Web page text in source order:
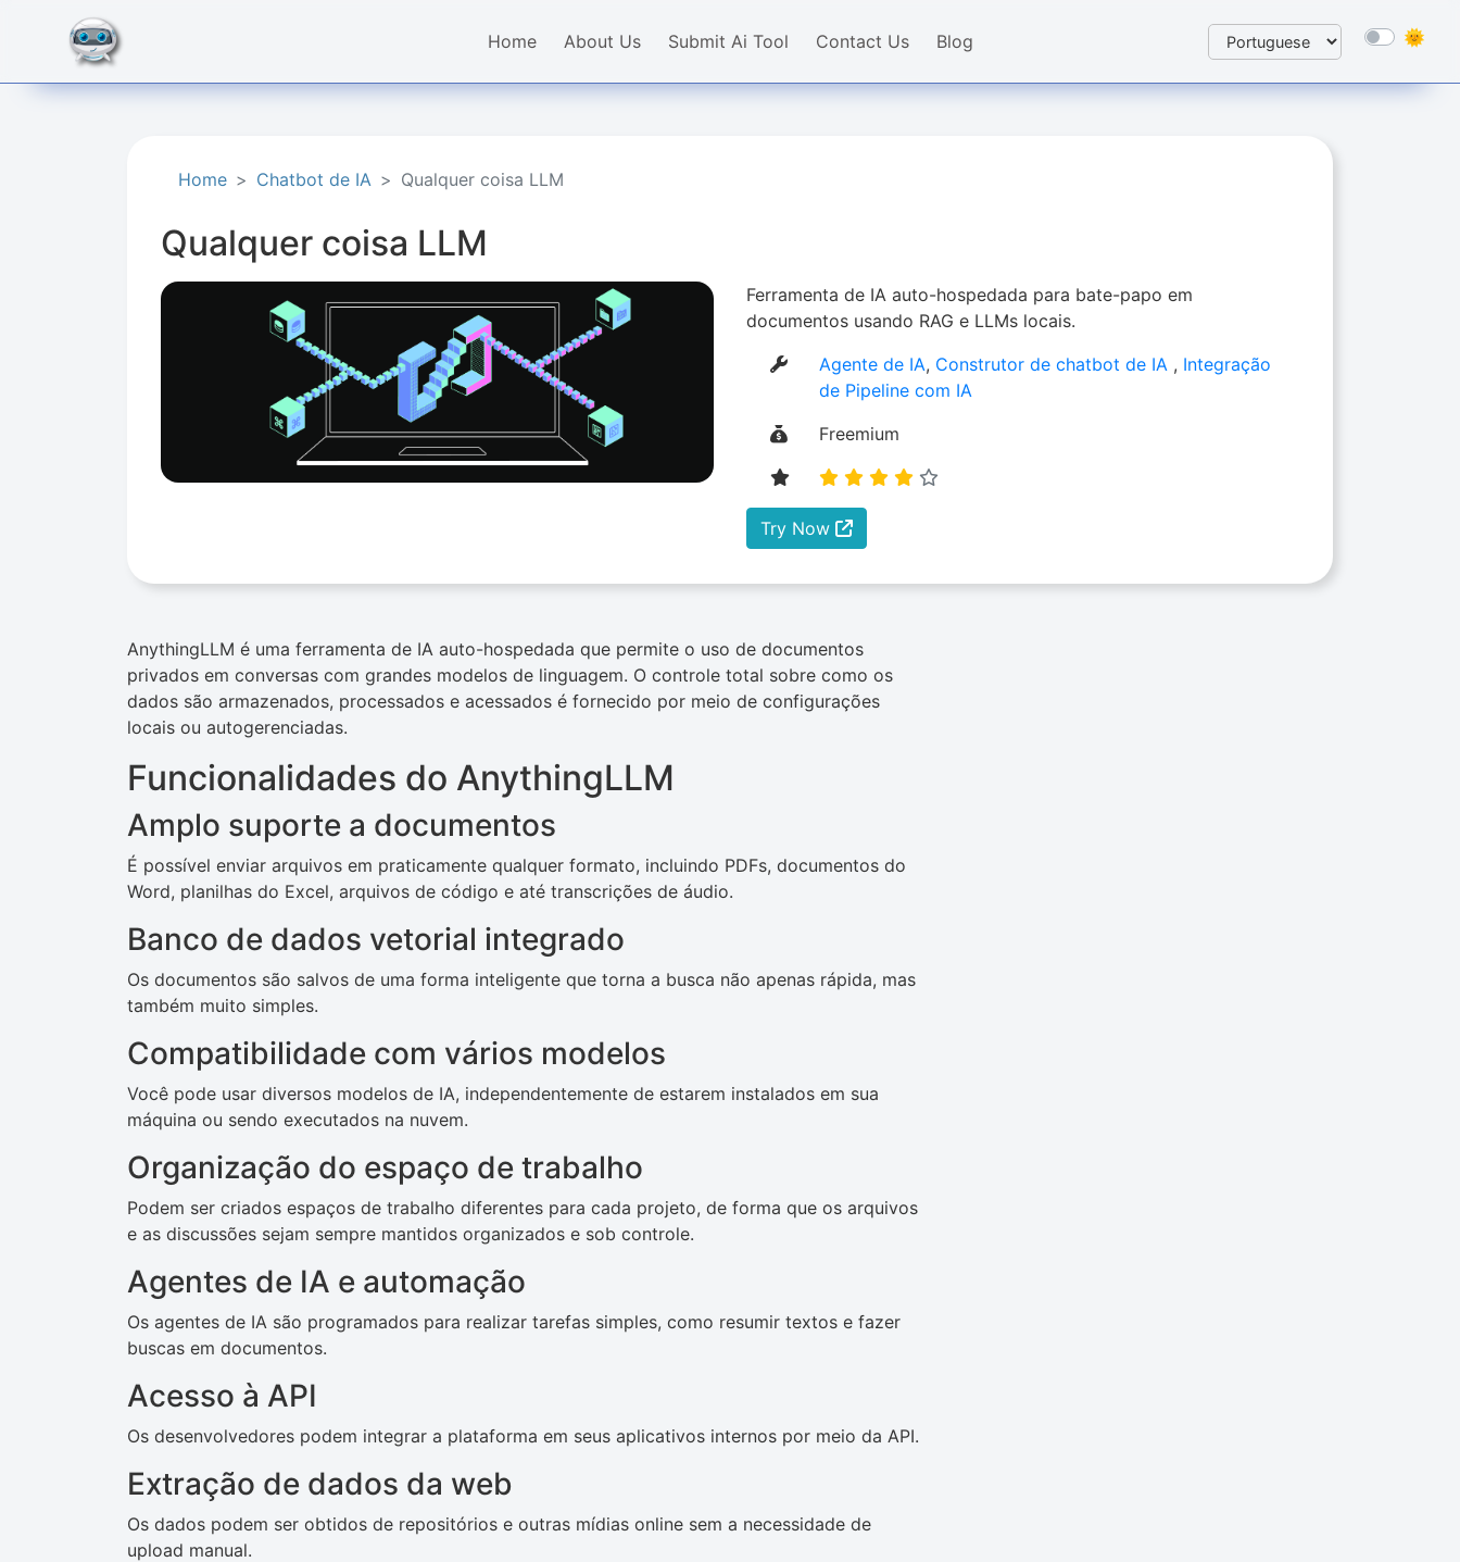
Home About Us Submit Ai Tool Contact Us Blog
Home Chatbot de IA Qualquer coisa LLM
Qualquer coisa LLM
Ferramenta de IA auto-hospedada para bate-papo em
documentos usando RAG e LLMs locais.
Agente de IA, Construtor de chatbot de IA , Integração
de Pipeline com IA
Freemium
Try Now
AnythingLLM é uma ferramenta de IA auto-hospedada que permite o uso de documentos
privados em conversas com grandes modelos de linguagem. O controle total sobre como os
dados são armazenados, processados ​​e acessados ​​é fornecido por meio de configurações
locais ou autogerenciadas.
Funcionalidades do AnythingLLM
Amplo suporte a documentos
É possível enviar arquivos em praticamente qualquer formato, incluindo PDFs, documentos do
Word, planilhas do Excel, arquivos de código e até transcrições de áudio.
Banco de dados vetorial integrado
Os documentos são salvos de uma forma inteligente que torna a busca não apenas rápida, mas
também muito simples.
Compatibilidade com vários modelos
Você pode usar diversos modelos de IA, independentemente de estarem instalados em sua
máquina ou sendo executados na nuvem.
Organização do espaço de trabalho
Podem ser criados espaços de trabalho diferentes para cada projeto, de forma que os arquivos
e as discussões sejam sempre mantidos organizados e sob controle.
Agentes de IA e automação
Os agentes de IA são programados para realizar tarefas simples, como resumir textos e fazer
buscas em documentos.
Acesso à API
Os desenvolvedores podem integrar a plataforma em seus aplicativos internos por meio da API.
Extração de dados da web
Os dados podem ser obtidos de repositórios e outras mídias online sem a necessidade de
upload manual.